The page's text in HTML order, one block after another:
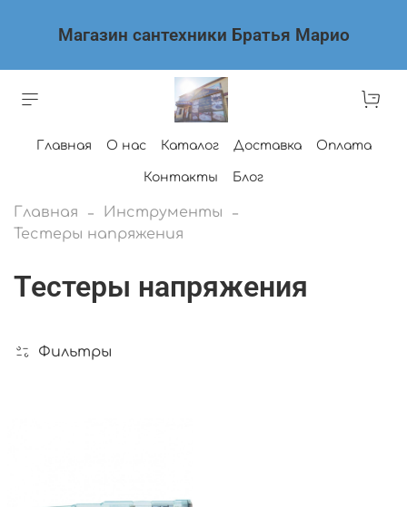
Магазин сантехники Братья Марио
Главная О нас Каталог Доставка Оплата
Контакты Блог
Главная
Инструменты
Тестеры напряжения
Тестеры напряжения
Фильтры